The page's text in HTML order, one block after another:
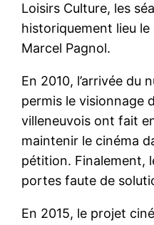
Loisirs Culture, les
historiquement lieu
Marcel Pagnol.
En 2010, l’arrivée du
permis le visionnage
villeneuvois ont fait
maintenir le cinéma
pétition. Finalement,
portes faute de
En 2015, le projet